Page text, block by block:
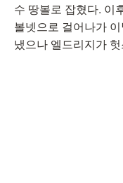
수 땅볼로 잡혔다. 이
볼넷으로 걸어나가
냈으나 엘드리지가